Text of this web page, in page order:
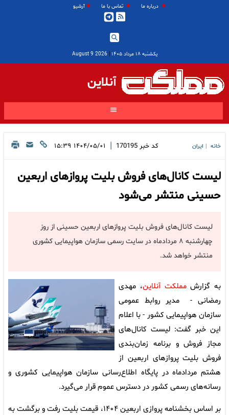
درباره ما تماس با ما آرشیو
یکشنبه ۱۸ مرداد ۱۴۰۵ |
2026 August 9
آنلاین
خانه ایران کد خبر 170195
| ۱۴۰۴/۰۵/۰۱ ۱۵:۳۹
لیست کانال‌های فروش بلیت پروازهای اربعین
حسینی منتشر می‌شود
لیست کانال‌های فروش بلیت پروازهای اربعین حسینی از روز
چهارشنبه ۸ مردادماه در سایت رسمی سازمان هواپیمایی کشوری
منتشر خواهد شد.
به گزارشمملکت آنلاین، مهدی
رمضانی - مدیر روابط عمومی
سازمان هواپیمایی کشور - با اعلام
این خبر گفت: لیست کانال‌های
مجاز فروش و برنامه زمان‌بندی
فروش بلیت پروازهای اربعین از
هشتم مردادماه در پایگاه اطلاع‌رسانی سازمان هواپیمایی کشوری و
رسانه‌های رسمی کشور در دسترس عموم قرار می‌گیرد.
بر اساس بخشنامه پروازی اربعین ۱۴۰۴، قیمت بلیت رفت‌ و برگشت به